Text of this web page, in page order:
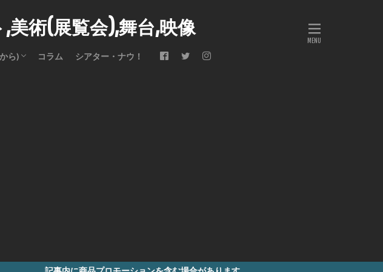
,美術(展覧会),舞台,映像
ら) コラム シアター・ナウ！